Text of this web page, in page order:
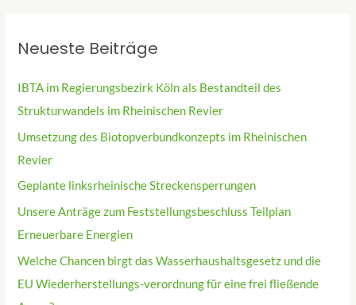
Neueste Beiträge
IBTA im Regierungsbezirk Köln als Bestandteil des
Strukturwandels im Rheinischen Revier
Umsetzung des Biotopverbundkonzepts im Rheinischen
Revier
Geplante linksrheinische Streckensperrungen
Unsere Anträge zum Feststellungsbeschluss Teilplan
Erneuerbare Energien
Welche Chancen birgt das Wasserhaushaltsgesetz und die
EU Wiederherstellungs-verordnung für eine frei fließende